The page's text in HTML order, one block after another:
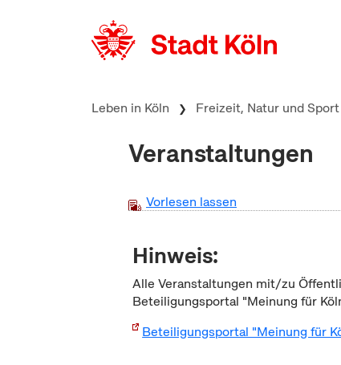
Leben in Köln Freizeit, Natur und Sport
Veranstaltungen
Vorlesen lassen
Hinweis:
Alle Veranstaltungen mit/zu
Beteiligungsportal "Meinung für
Beteiligungsportal "Meinung für